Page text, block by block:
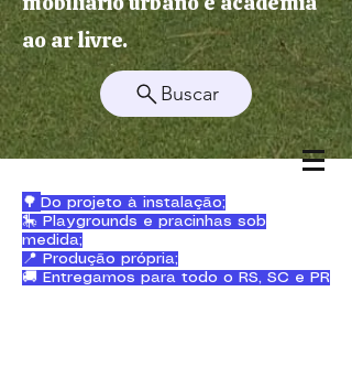
ao ar livre.
Buscar
🌳 Do projeto à instalação;
🎠 Playgrounds e pracinhas sob
medida;
📍 Produção própria;
🚚 Entregamos para todo o RS, SC e PR